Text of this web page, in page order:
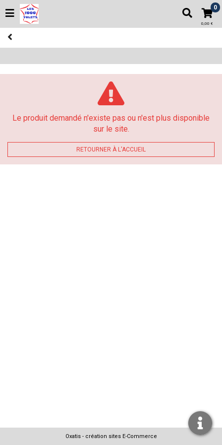
0
0,00 €
Le produit demandé n'existe pas ou n'est plus disponible
sur le site.
RETOURNER À L'ACCUEIL
Oxatis - création sites E-Commerce